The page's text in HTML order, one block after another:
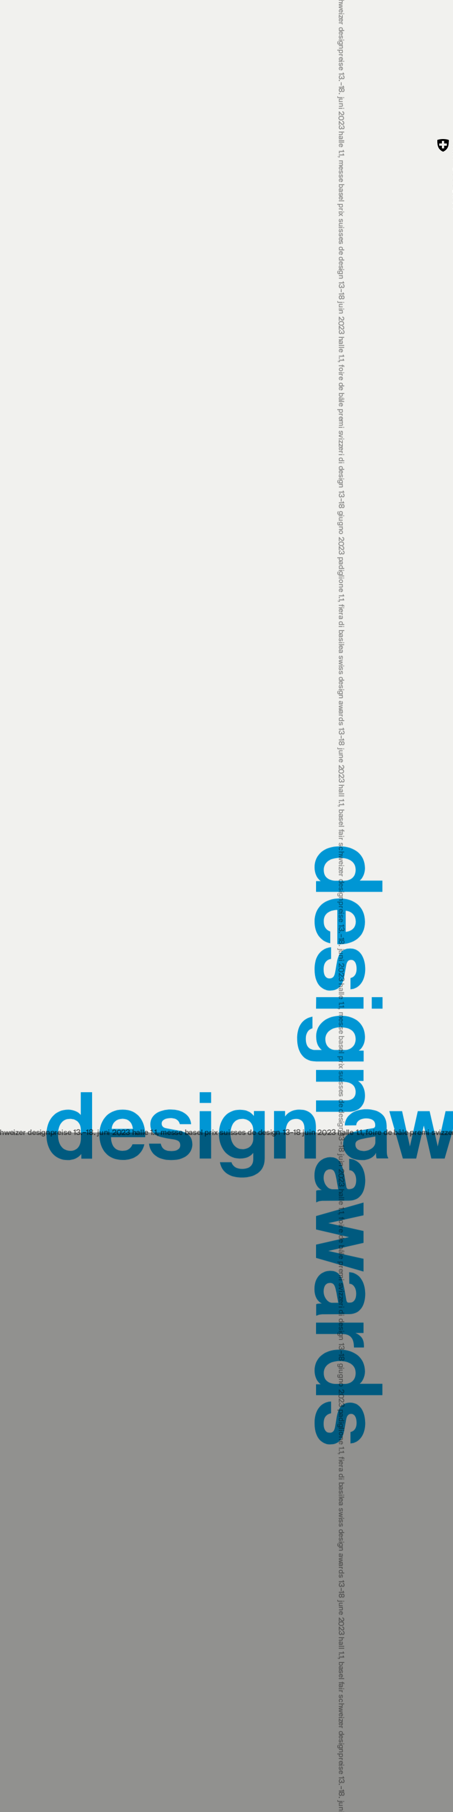
13.‒18. juni 2023 halle 1.1, messe basel prix suisses de design 13‒18 juin 2023 halle 1.1, foire de bâle premi svizzeri di design
schweizer designpreise 13.‒18. juni 2023 halle 1.1, messe basel
prix suisses de design 13‒18 juin 2023 halle 1.1, foire de bâle
premi svizzeri di design 13‒18 giugno 2023 padiglione 1.1, fiera di basilea
swiss design awards 13‒18 june 2023 hall 1.1, basel fair
schweizer designpreise 13.‒18. juni 2023 halle 1.1, messe basel
prix suisses de design 13‒18 juin 2023 halle 1.1, foire de bâle
premi svizzeri di design 13‒18 giugno 2023 padiglione 1.1, fiera di basilea
swiss design awards 13‒18 june 2023 hall 1.1, basel fair
schweizer designpreise 13.‒18. juni 2023 halle 1.1, messe basel